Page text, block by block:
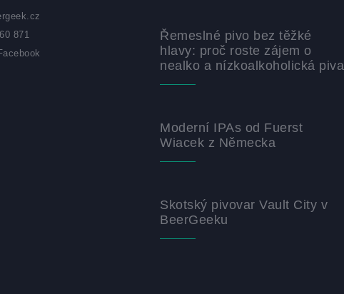
871
Řemeslné pivo bez těžké
hlavy: proč roste zájem o
nealko a nízkoalkoholická piva
Moderní IPAs od Fuerst
Wiacek z Německa
Skotský pivovar Vault City v
BeerGeeku